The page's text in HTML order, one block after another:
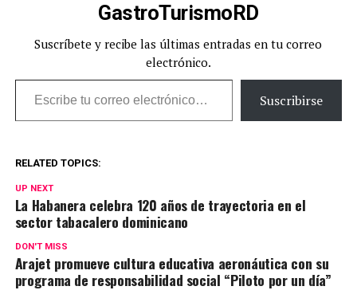
GastroTurismoRD
Suscríbete y recibe las últimas entradas en tu correo
electrónico.
Escribe tu correo electrónico…
Suscribirse
RELATED TOPICS:
UP NEXT
La Habanera celebra 120 años de trayectoria en el
sector tabacalero dominicano
DON'T MISS
Arajet promueve cultura educativa aeronáutica con su
programa de responsabilidad social “Piloto por un día”